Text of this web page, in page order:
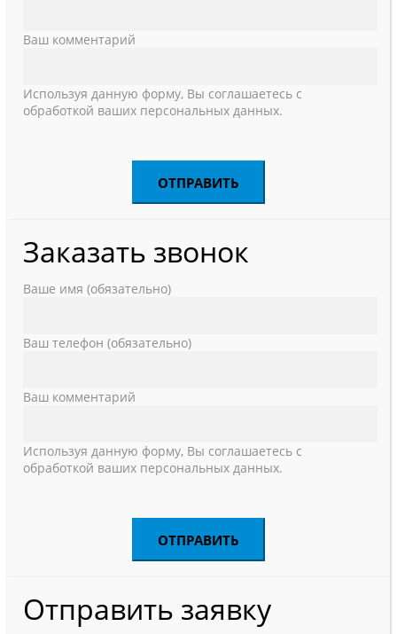
Ваш комментарий
Используя данную форму, Вы соглашаетесь с
обработкой ваших персональных данных.
Заказать звонок
Ваше имя (обязательно)
Ваш телефон (обязательно)
Ваш комментарий
Используя данную форму, Вы соглашаетесь с
обработкой ваших персональных данных.
Отправить заявку